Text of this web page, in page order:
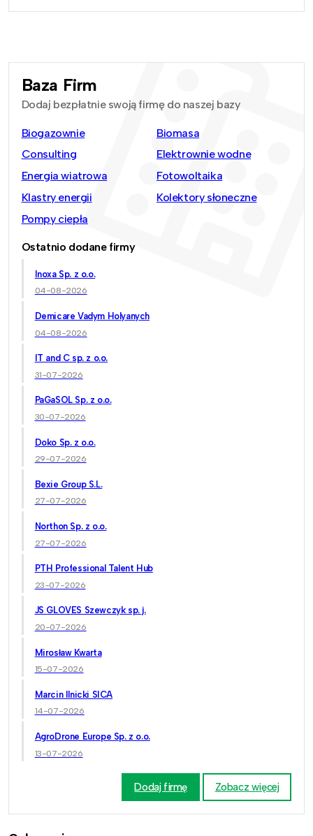
Baza Firm
Dodaj bezpłatnie swoją firmę do naszej bazy
Biogazownie
Biomasa
Consulting
Elektrownie wodne
Energia wiatrowa
Fotowoltaika
Klastry energii
Kolektory słoneczne
Pompy ciepła
Ostatnio dodane firmy
Inoxa Sp. z o.o.
04-08-2026
Demicare Vadym Holyanych
04-08-2026
IT and C sp. z o.o.
31-07-2026
PaGaSOL Sp. z o.o.
30-07-2026
Doko Sp. z o.o.
29-07-2026
Bexie Group S.L.
27-07-2026
Northon Sp. z o.o.
27-07-2026
PTH Professional Talent Hub
23-07-2026
JS GLOVES Szewczyk sp. j.
20-07-2026
Mirosław Kwarta
15-07-2026
Marcin Ilnicki SICA
14-07-2026
AgroDrone Europe Sp. z o.o.
13-07-2026
Dodaj firmę Zobacz więcej